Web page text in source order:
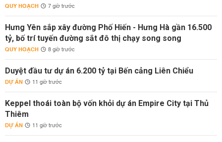
QUY HOẠCH 7 giờ trước
Hưng Yên sắp xây đường Phố Hiến - Hưng Hà gần 16.500
tỷ, bố trí tuyến đường sắt đô thị chạy song song
QUY HOẠCH 8 giờ trước
Duyệt đầu tư dự án 6.200 tỷ tại Bến cảng Liên Chiểu
DỰ ÁN 11 giờ trước
Keppel thoái toàn bộ vốn khỏi dự án Empire City tại Thủ
Thiêm
DỰ ÁN 11 giờ trước